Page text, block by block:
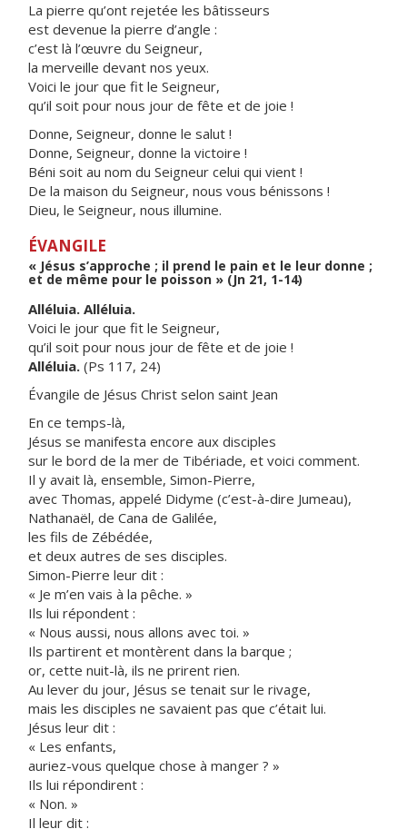
La pierre qu’ont rejetée les bâtisseurs
est devenue la pierre d’angle :
c’est là l’œuvre du Seigneur,
la merveille devant nos yeux.
Voici le jour que fit le Seigneur,
qu’il soit pour nous jour de fête et de joie !
Donne, Seigneur, donne le salut !
Donne, Seigneur, donne la victoire !
Béni soit au nom du Seigneur celui qui vient !
De la maison du Seigneur, nous vous bénissons !
Dieu, le Seigneur, nous illumine.
ÉVANGILE
« Jésus s’approche ; il prend le pain et le leur donne ;
et de même pour le poisson » (Jn 21, 1-14)
Alléluia. Alléluia.
Voici le jour que fit le Seigneur,
qu’il soit pour nous jour de fête et de joie !
Alléluia. (Ps 117, 24)
Évangile de Jésus Christ selon saint Jean
En ce temps-là,
Jésus se manifesta encore aux disciples
sur le bord de la mer de Tibériade, et voici comment.
Il y avait là, ensemble, Simon-Pierre,
avec Thomas, appelé Didyme (c’est-à-dire Jumeau),
Nathanaël, de Cana de Galilée,
les fils de Zébédée,
et deux autres de ses disciples.
Simon-Pierre leur dit :
« Je m’en vais à la pêche. »
Ils lui répondent :
« Nous aussi, nous allons avec toi. »
Ils partirent et montèrent dans la barque ;
or, cette nuit-là, ils ne prirent rien.
Au lever du jour, Jésus se tenait sur le rivage,
mais les disciples ne savaient pas que c’était lui.
Jésus leur dit :
« Les enfants,
auriez-vous quelque chose à manger ? »
Ils lui répondirent :
« Non. »
Il leur dit :